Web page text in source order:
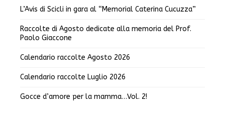
L’Avis di Scicli in gara al “Memorial Caterina Cucuzza”
Raccolte di Agosto dedicate alla memoria del Prof.
Paolo Giaccone
Calendario raccolte Agosto 2026
Calendario raccolte Luglio 2026
Gocce d’amore per la mamma…Vol. 2!